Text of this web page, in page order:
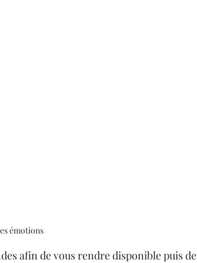
émotions
afin de vous rendre disponible puis de